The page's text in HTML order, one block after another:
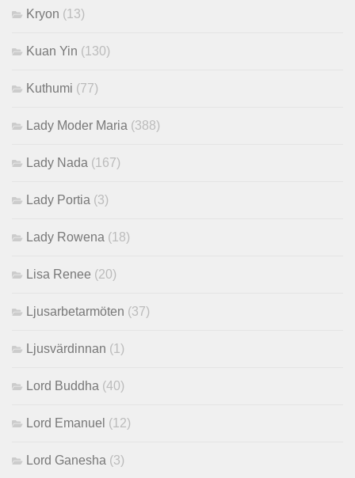
Kryon (13)
Kuan Yin (130)
Kuthumi (77)
Lady Moder Maria (388)
Lady Nada (167)
Lady Portia (3)
Lady Rowena (18)
Lisa Renee (20)
Ljusarbetarmöten (37)
Ljusvärdinnan (1)
Lord Buddha (40)
Lord Emanuel (12)
Lord Ganesha (3)